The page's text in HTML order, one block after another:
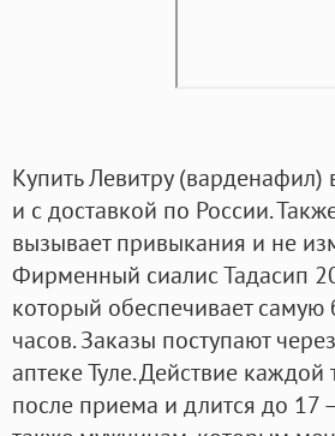
Купить Левитру
и с доставкой по России.
вызывает привыкания и не
Фирменный сиалис Тадасип
который обеспечивает
часов. Заказы поступают
аптеке Туле. Действие
после приема и длится до 17